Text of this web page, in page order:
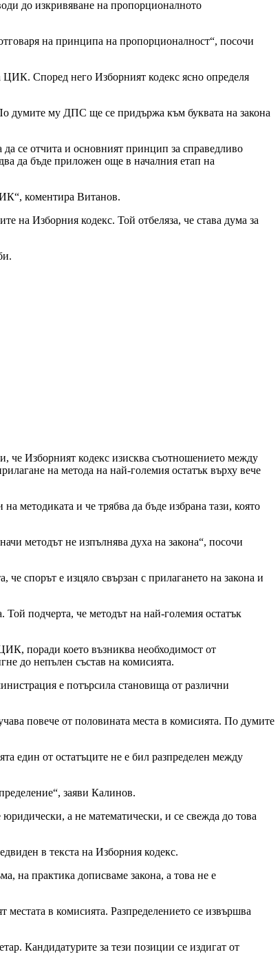
до изкривяване на пропорционалното
на принципа на пропорционалност“, посочи
Според него Изборният кодекс ясно определя
думите му ДПС ще се придържа към буквата на закона
се отчита и основният принцип за справедливо
да бъде приложен още в началния етап на
коментира Витанов.
на Изборния кодекс. Той отбеляза, че става дума за
че Изборният кодекс изисква съотношението между
на метода на най-големия остатък върху вече
методиката и че трябва да бъде избрана тази, която
методът не изпълнява духа на закона“, посочи
спорът е изцяло свързан с прилагането на закона и
подчерта, че методът на най-големия остатък
поради което възниква необходимост от
до непълен състав на комисията.
е потърсила становища от различни
повече от половината места в комисията. По думите
един от остатъците не е бил разпределен между
заяви Калинов.
а не математически, и се свежда до това
в текста на Изборния кодекс.
на практика дописваме закона, а това не е
в комисията. Разпределението се извършва
Кандидатурите за тези позиции се издигат от